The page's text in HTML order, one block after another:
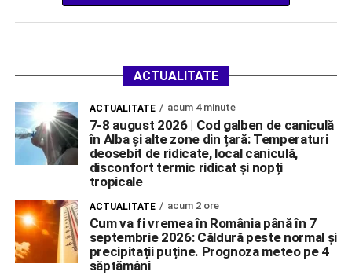
ACTUALITATE
ACTUALITATE acum 4 minute
7-8 august 2026 | Cod galben de caniculă
în Alba și alte zone din țară: Temperaturi
deosebit de ridicate, local caniculă,
disconfort termic ridicat și nopți
tropicale
ACTUALITATE acum 2 ore
Cum va fi vremea în România până în 7
septembrie 2026: Căldură peste normal și
precipitații puține. Prognoza meteo pe 4
săptămâni